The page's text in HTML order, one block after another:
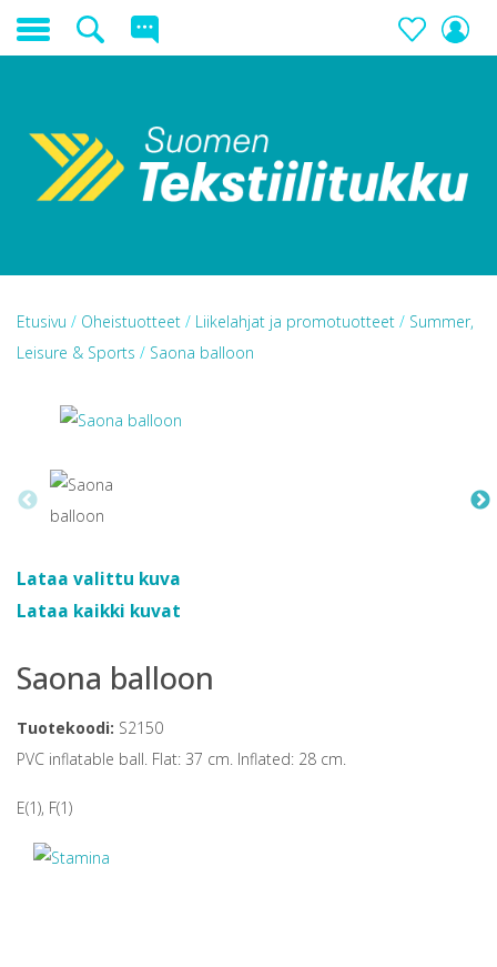
Etusivu / Oheistuotteet / Liikelahjat ja promotuotteet / Summer,
Leisure & Sports / Saona balloon
Lataa valittu kuva
Lataa kaikki kuvat
Saona balloon
Tuotekoodi: S2150
PVC inflatable ball. Flat: 37 cm. Inflated: 28 cm.
E(1), F(1)